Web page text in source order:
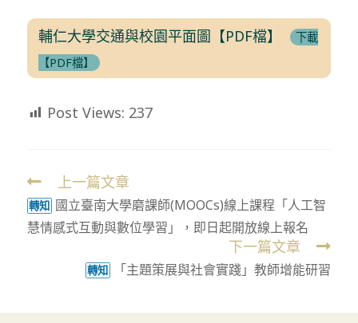
輔仁大學交通與校園平面圖【PDF檔】
下載
【PDF檔】
Post Views: 237
Read
more
articles
上一篇文章
轉知 國立臺南大學磨課師(MOOCs)線上課程「人工智
慧情感式互動與數位學習」，即日起開放線上報名
下一篇文章
轉知 「主題策展與社會實踐」教師增能研習